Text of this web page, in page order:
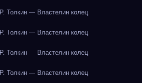
Толкин — Властелин колец
Толкин — Властелин колец
Толкин — Властелин колец
Толкин — Властелин колец